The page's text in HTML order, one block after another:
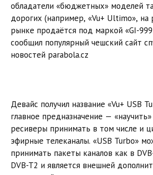
обладатели «бюджетных» моделей
дорогих (например, «Vu+ Ultimo», на
рынке продаётся под маркой «GI-
сообщил популярный чешский сайт
новостей parabola.cz
Девайс получил название «Vu+ USB
главное предназначение —
ресиверы принимать в том числе и
эфирные телеканалы. «USB Turbo»
принимать пакеты каналов как в
DVB-T2 и является внешней